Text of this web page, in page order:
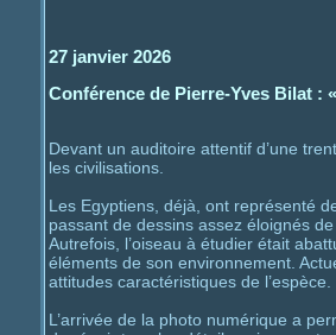
27 janvier 2026
Conférence de Pierre-Yves Bilat :
Devant un auditoire attentif d’une
les civilisations.
Les Egyptiens, déjà, ont représenté
passant de dessins assez éloignés
Autrefois, l’oiseau à étudier était
éléments de son environnement.
attitudes caractéristiques de l’espèce.
L’arrivée de la photo numérique a